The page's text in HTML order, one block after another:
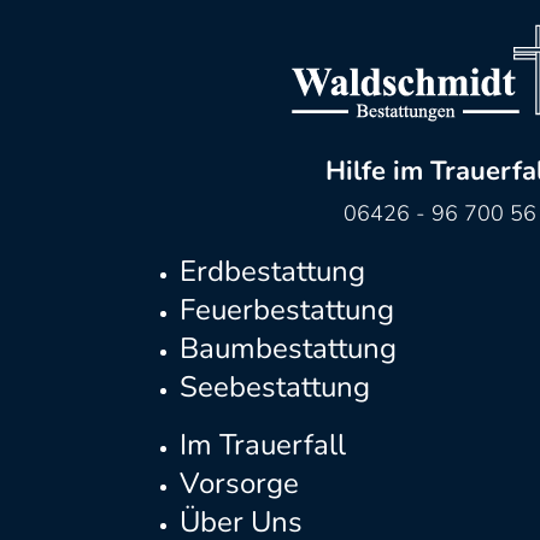
Hilfe im
06426 - 96 700 56
Erdbestattung
Feuerbestattung
Baumbestattung
Seebestattung
Im Trauerfall
Vorsorge
Über Uns